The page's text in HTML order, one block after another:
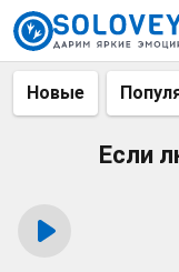
Новые
Если